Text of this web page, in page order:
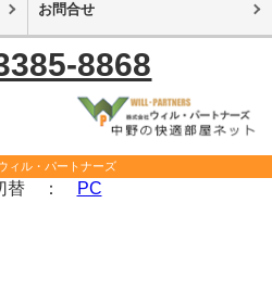
お問合せ
8868
ィル・パートナーズ
替 ： PC